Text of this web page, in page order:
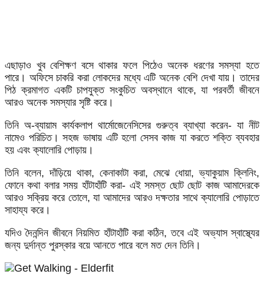
এছাড়াও খুব বেশিক্ষণ বসে থাকার ফলে পিঠেও অনেক ধরণের সমস্যা হতে
পারে। অফিসে চাকরি করা লোকদের মধ্যে এটি অনেক বেশি দেখা যায়। তাদের
পিঠ ক্রমাগত একটি চাপযুক্ত সংকুচিত অবস্থানে থাকে, যা পরবর্তী জীবনে
আরও অনেক সমস্যার সৃষ্টি করে।
তিনি অ-ব্যায়াম কার্যকলাপ থার্মোজেনেসিসের গুরুত্ব ব্যাখ্যা করেন- যা নীট
নামেও পরিচিত। সহজ ভাষায় এটি হলো সেসব কাজ যা করতে শক্তি ব্যবহার
হয় এবং ক্যালোরি পোড়ায়।
তিনি বলেন, দাঁড়িয়ে থাকা, কেনাকাটা করা, মেঝে ধোয়া, ভ্যাকুয়াম ক্লিনিং,
ফোনে কথা বলার সময় হাঁটাহাঁটি করা- এই সমস্ত ছোট ছোট কাজ আমাদেরকে
আরও সক্রিয় করে তোলে, যা আমাদের আরও দক্ষতার সাথে ক্যালোরি পোড়াতে
সাহায্য করে।
যদিও দৈনন্দিন জীবনে নিয়মিত হাঁটাহাঁটি করা কঠিন, তবে এই অভ্যাস স্বাস্থ্যের
জন্য দুর্দান্ত পুরস্কার বয়ে আনতে পারে বলে মত দেন তিনি।